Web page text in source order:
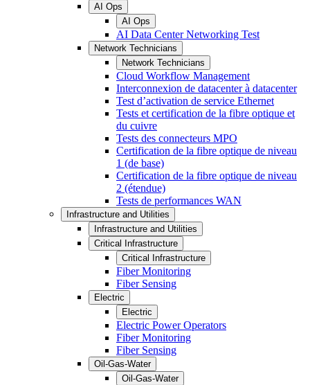
AI Ops
AI Ops
AI Data Center Networking Test
Network Technicians
Network Technicians
Cloud Workflow Management
Interconnexion de datacenter à datacenter
Test d’activation de service Ethernet
Tests et certification de la fibre optique et
du cuivre
Tests des connecteurs MPO
Certification de la fibre optique de niveau
1 (de base)
Certification de la fibre optique de niveau
2 (étendue)
Tests de performances WAN
Infrastructure and Utilities
Infrastructure and Utilities
Critical Infrastructure
Critical Infrastructure
Fiber Monitoring
Fiber Sensing
Electric
Electric
Electric Power Operators
Fiber Monitoring
Fiber Sensing
Oil-Gas-Water
Oil-Gas-Water